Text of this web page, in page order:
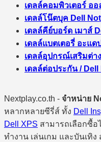
เดลล์คอมพิวเตอร์ อ
เดลล์โน๊ตบุค Dell
เดลล์คีย์บอร์ด เมาส์
เดลล์แบตเตอรี่ อะแด
เดลล์อุปกรณ์เสริมต่า
เดลล์ต่อประกัน /
Nextplay.co.th - จำหน่าย
หลากหลายซีรี่ส์ ทั้ง Dell
Dell XPS สามารถเลือกซื้
ทำงาน เล่นเกม และบันเทิ